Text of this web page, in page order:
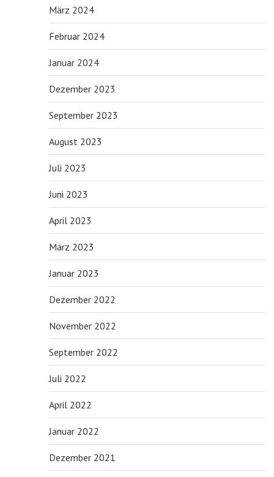
März 2024
Februar 2024
Januar 2024
Dezember 2023
September 2023
August 2023
Juli 2023
Juni 2023
April 2023
März 2023
Januar 2023
Dezember 2022
November 2022
September 2022
Juli 2022
April 2022
Januar 2022
Dezember 2021